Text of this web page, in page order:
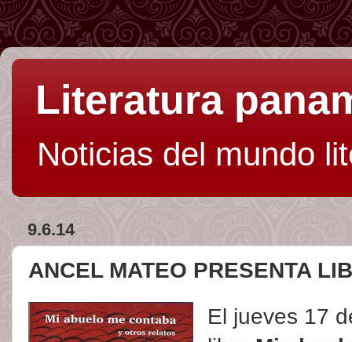
Literatura
Noticias del mundo
9.6.14
ANCEL MATEO PRESENTA
El jueves 17